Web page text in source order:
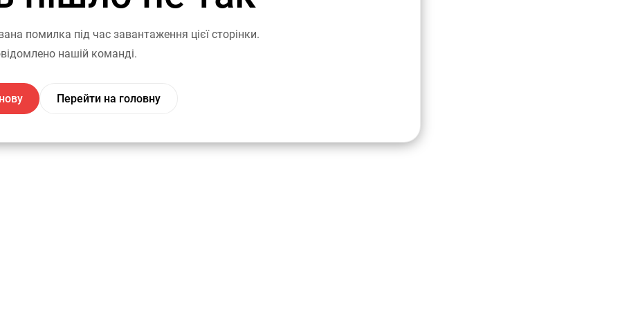
помилка під час завантаження цієї сторінки.
нашій команді.
Перейти на головну